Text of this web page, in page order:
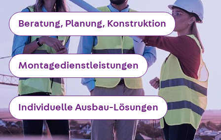
Beratung, Planung, Konstruktion
Montagedienstleistungen
Individuelle Ausbau-Lösungen